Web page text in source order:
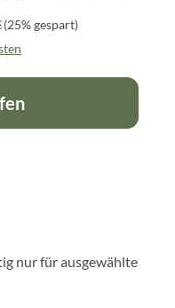
Preis:
(25% gespart)
nur für ausgewählte